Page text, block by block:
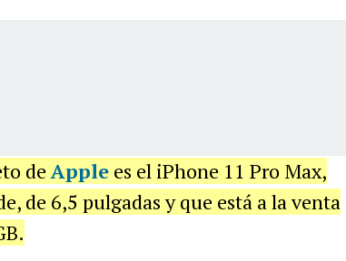
deApplees el iPhone 11 Pro Max,
de 6,5 pulgadas y que está a la venta